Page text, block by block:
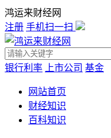
鸿运来财经网
注册 手机扫一扫
银行利率 上市公司 基金
网站首页
财经知识
百科知识